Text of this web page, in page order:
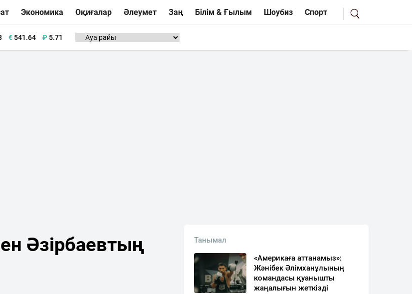
Экономика Оқиғалар Әлеумет Заң Білім & Ғылым Шоубиз Спорт
€541.64 ₽ 5.71
Әзірбаевтың
Танымал
«Америкаға аттанамыз»:
Жәнібек Әлімханұлының
командасы қуанышты
жаңалығын жеткізді